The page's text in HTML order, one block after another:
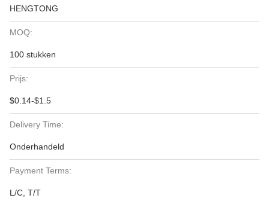
HENGTONG
MOQ:
100 stukken
Prijs:
$0.14-$1.5
Delivery Time:
Onderhandeld
Payment Terms:
L/C, T/T